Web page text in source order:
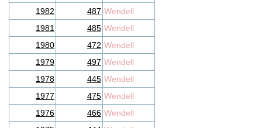
1982
487 Wendell
1981
485 Wendell
1980
472 Wendell
1979
497 Wendell
1978
445 Wendell
1977
475 Wendell
1976
466 Wendell